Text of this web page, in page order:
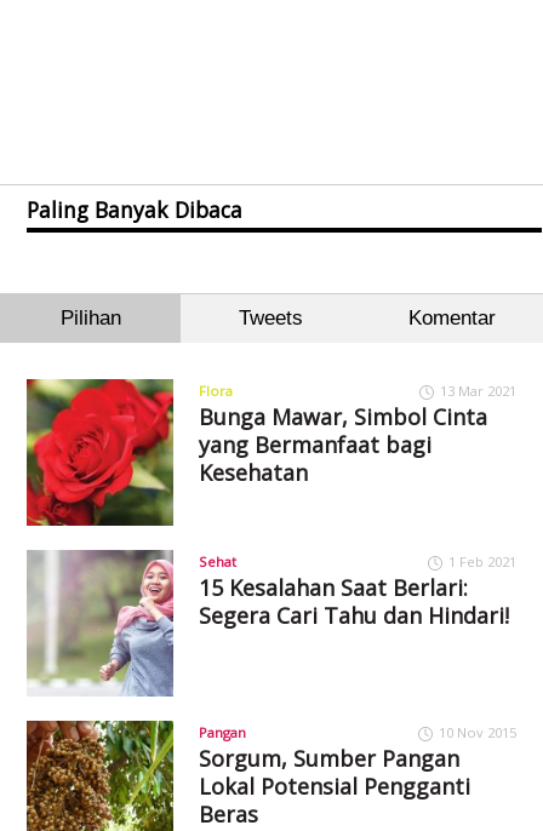
Paling Banyak Dibaca
Pilihan Tweets Komentar
Flora 13 Mar 2021
Bunga Mawar, Simbol Cinta
yang Bermanfaat bagi
Kesehatan
Sehat 1 Feb 2021
15 Kesalahan Saat Berlari:
Segera Cari Tahu dan Hindari!
Pangan 10 Nov 2015
Sorgum, Sumber Pangan
Lokal Potensial Pengganti
Beras